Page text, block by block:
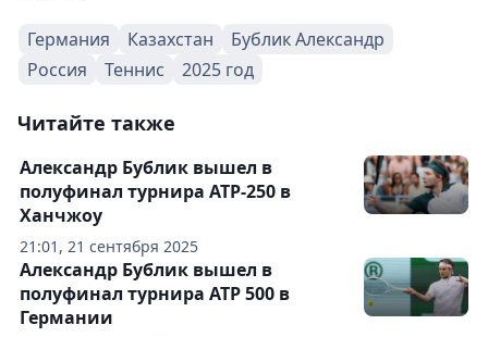
Германия Казахстан
Бублик Александр
Россия
Теннис 2025 год
Читайте также
21:01, 21 сентября 2025
Александр Бублик вышел в
полуфинал турнира ATP-250 в
Ханчжоу
Александр Бублик вышел в
полуфинал турнира ATP 500 в
Германии